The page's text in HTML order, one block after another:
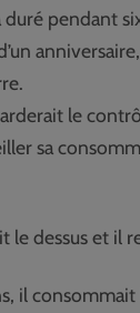
duré pendant
le
sa
le dessus et il
il